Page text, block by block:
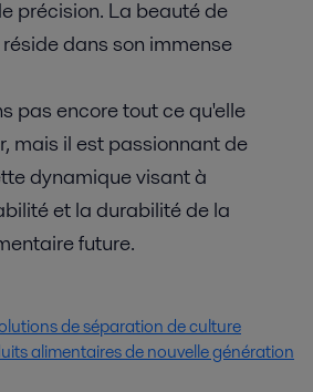
précision. La beauté de
dans son immense
pas encore tout ce qu'elle
mais il est passionnant de
dynamique visant à
et la durabilité de la
future.
de séparation de culture
alimentaires de nouvelle génération